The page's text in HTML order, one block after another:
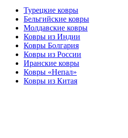
Турецкие ковры
Бельгийские ковры
Молдавские ковры
Ковры из Индии
Ковры Болгария
Ковры из России
Иранские ковры
Ковры «Непал»
Ковры из Китая